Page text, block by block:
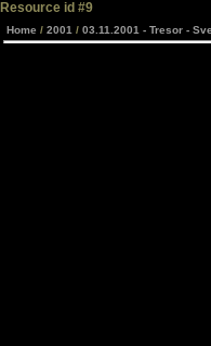
Resource id #9
Home / 2001 / 03.11.2001 - Tresor -